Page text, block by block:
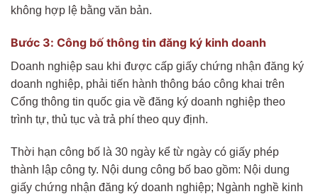
không hợp lệ bằng văn bản.
Bước 3: Công bố thông tin đăng ký kinh doanh
Doanh nghiệp sau khi được cấp giấy chứng nhận đăng ký
doanh nghiệp, phải tiến hành thông báo công khai trên
Cổng thông tin quốc gia về đăng ký doanh nghiệp theo
trình tự, thủ tục và trả phí theo quy định.
Thời hạn công bố là 30 ngày kể từ ngày có giấy phép
thành lập công ty. Nội dung công bố bao gồm: Nội dung
giấy chứng nhận đăng ký doanh nghiệp; Ngành nghề kinh